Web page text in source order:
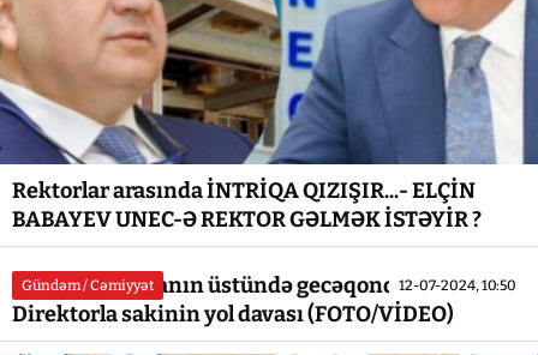
Rektorlar arasında İNTRİQA QIZIŞIR...- ELÇİN
BABAYEV UNEC-Ə REKTOR GƏLMƏK İSTƏYİR ?
Gündəm / Cəmiyyət 12-07-2024, 10:50
Bakıda sal qayanın üstündə gecəqondu məktəb -
Direktorla sakinin yol davası (FOTO/VİDEO)